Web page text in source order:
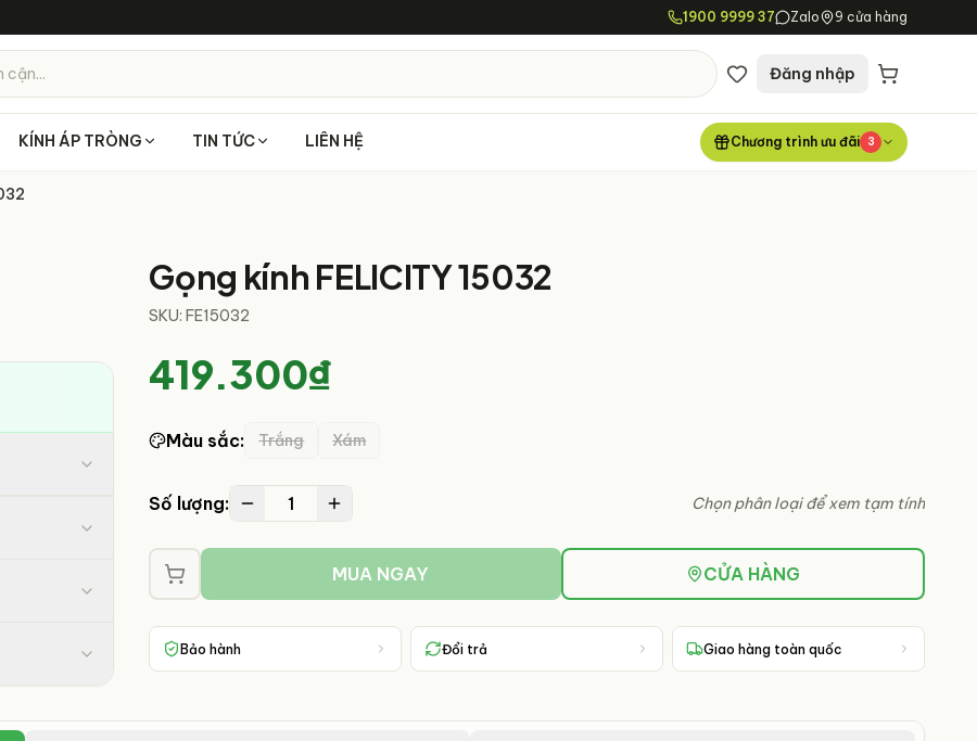
1900 9999 37 Zalo 9 cửa hàng
cận... Đăng nhập
KÍNH ÁP TRÒNG TIN TỨC LIÊN HỆ Chương trình ưu đãi 3
Gọng kính FELICITY 15032
SKU:FE15032
419.300₫
Màu sắc: Trắng Xám
Số lượng: 1 Chọn phân loại để xem tạm tính
MUA NGAY CỬA HÀNG
Bảo hành Đổi trả Giao hàng toàn quốc